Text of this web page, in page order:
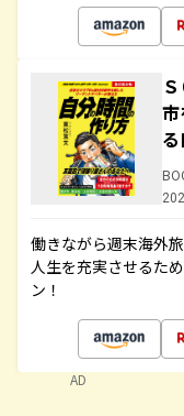
働きながら週末海外
人生を充実させるた
ン！
AD